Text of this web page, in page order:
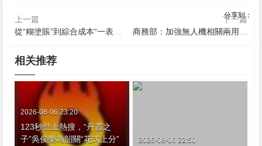
分享到：
上一篇
從“糊塗賬”到綜合成本“一表清” 個人貸款新規今起落地
下一篇
商務部：加強無人機相關兩用物項對美國出口管製
相关推荐
2026-08-06 23:20
123秒登上熱搜，“丹霞之
子”吳俊樂為韶關“花式上分”
2026-08-06 22:50